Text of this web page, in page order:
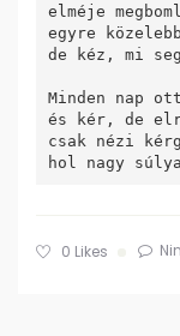
elméje
egyre
de kéz, mi
Minden nap
és kér, de
csak nézi
0 Likes